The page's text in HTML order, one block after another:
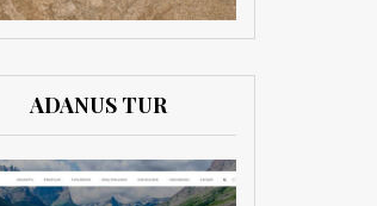
ADANUS TUR